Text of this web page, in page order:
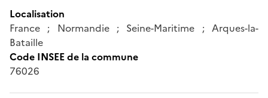
Localisation
France ; Normandie ; Seine-Maritime ; Arques-la-
Bataille
Code INSEE de la commune
76026